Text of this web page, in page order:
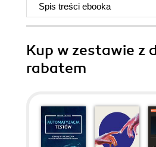
Spis treści ebooka
Kup w zestawie z
rabatem